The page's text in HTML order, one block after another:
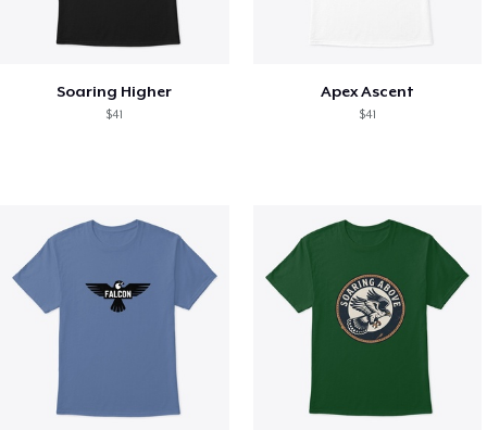
Soaring Higher
$41
Apex Ascent
$41